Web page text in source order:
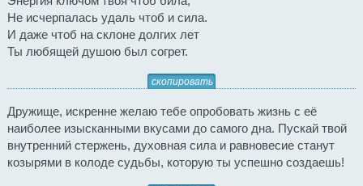
Не исчерпалась удаль чтоб и сила.
И даже чтоб на склоне долгих лет
Ты любящей душою был согрет.
скопировать
Дружище, искренне желаю тебе опробовать жизнь с её
наиболее изысканными вкусами до самого дна. Пускай твой
внутренний стержень, духовная сила и равновесие станут
козырями в колоде судьбы, которую ты успешно создаешь!